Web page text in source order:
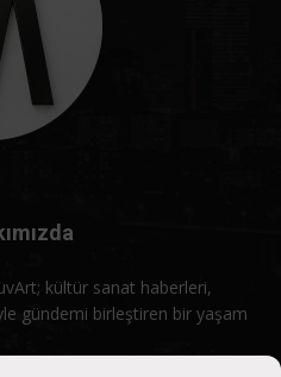
kültür sanat haberleri,
gündemi birleştiren bir yaşam